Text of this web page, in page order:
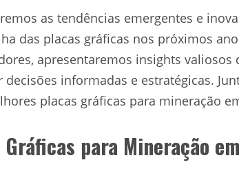
as tendências emergentes e
das placas gráficas nos próximos
apresentaremos insights valiosos
informadas e estratégicas.
placas gráficas para mineração
para Mineração